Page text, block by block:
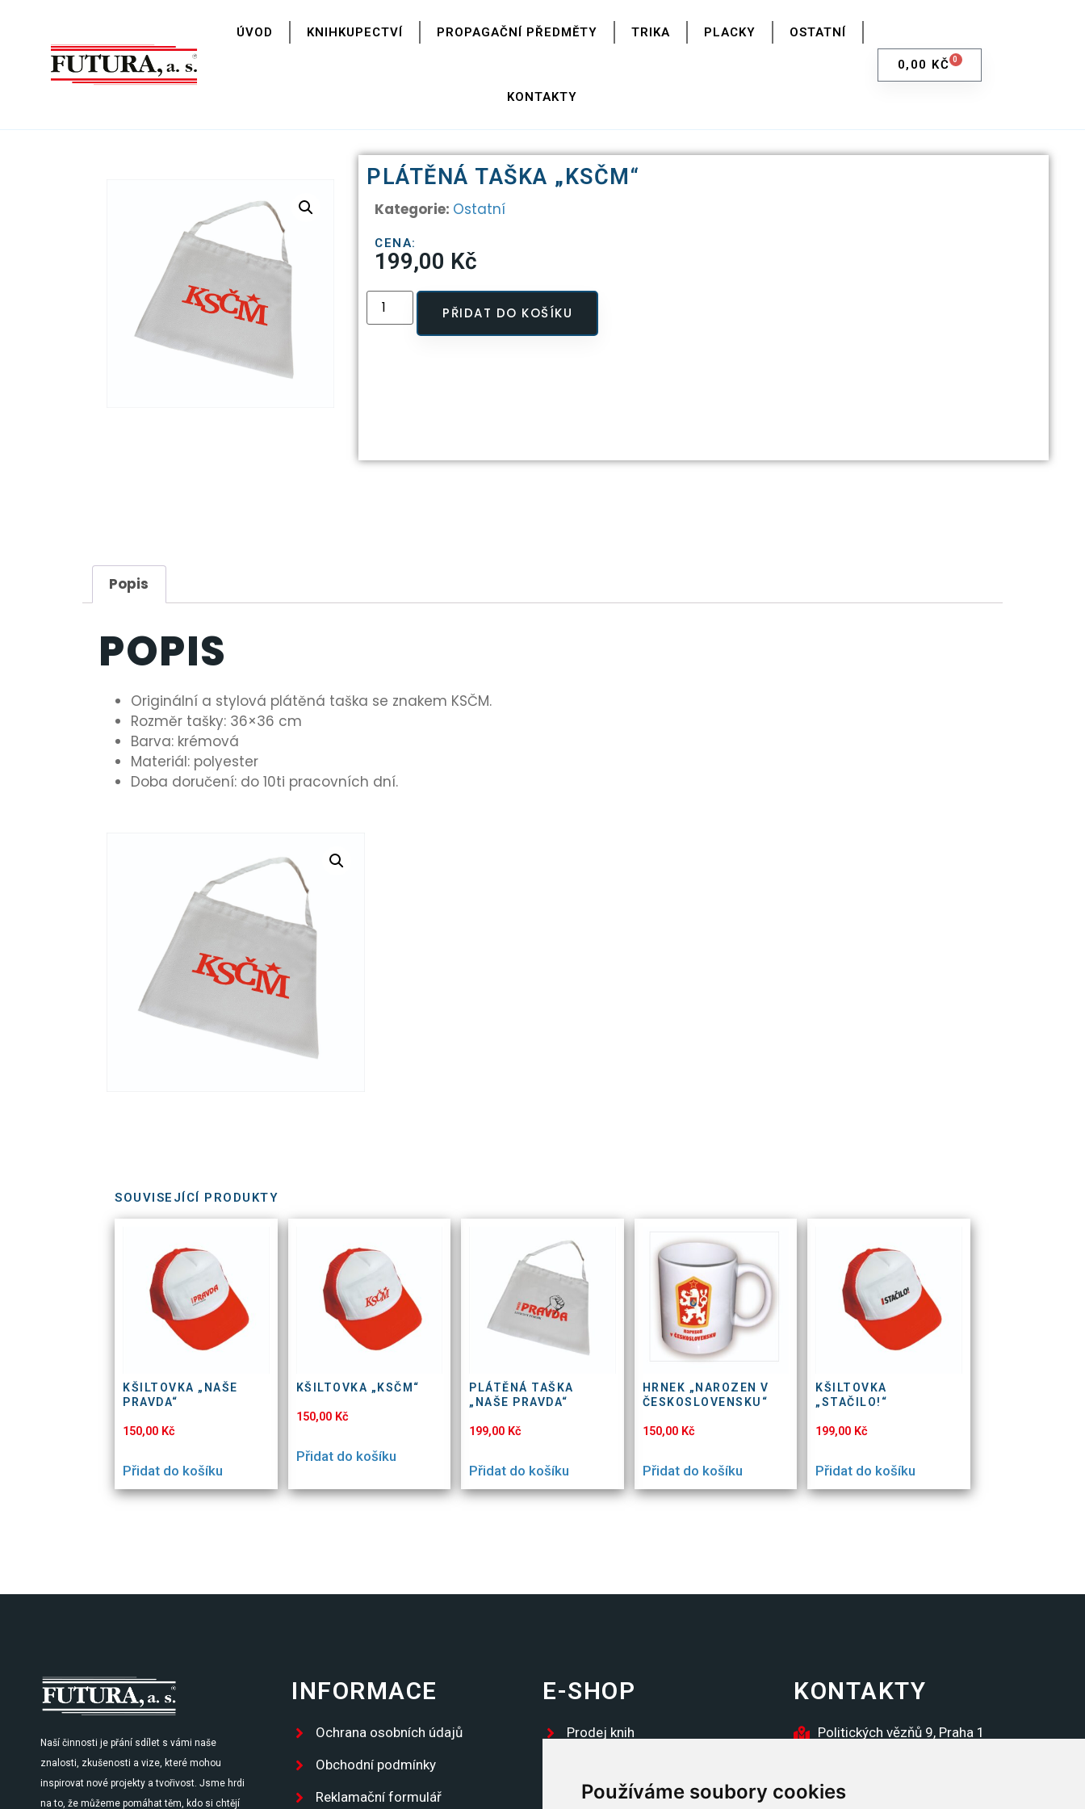
Používáme soubory cookies
ÚVOD KNIHKUPECTVÍ PROPAGAČNÍ PŘEDMĚTY TRIKA PLACKY OSTATNÍ
KONTAKTY
0,00 KČ 0
PLÁTĚNÁ TAŠKA „KSČM“
Kategorie: Ostatní
CENA:
199,00 Kč
PŘIDAT DO KOŠÍKU
Popis
POPIS
Originální a stylová plátěná taška se znakem KSČM.
Rozměr tašky: 36×36 cm
Barva: krémová
Materiál: polyester
Doba doručení: do 10ti pracovních dní.
SOUVISEJÍCÍ PRODUKTY
KŠILTOVKA „NAŠE
PRAVDA“
150,00 Kč
Přidat do košíku
KŠILTOVKA „KSČM“
150,00 Kč
Přidat do košíku
PLÁTĚNÁ TAŠKA
„NAŠE PRAVDA“
199,00 Kč
Přidat do košíku
HRNEK „NAROZEN V
ČESKOSLOVENSKU“
150,00 Kč
Přidat do košíku
KŠILTOVKA
„STAČILO!“
199,00 Kč
Přidat do košíku
Naší činnosti je přání sdílet s vámi naše
znalosti, zkušenosti a vize, které mohou
inspirovat nové projekty a tvořivost. Jsme hrdi
na to, že můžeme pomáhat těm, kdo si chtějí
INFORMACE
Ochrana osobních údajů
Obchodní podmínky
Reklamační formulář
E-SHOP
Prodej knih
Trika
KONTAKTY
Politických vězňů 9, Praha 1